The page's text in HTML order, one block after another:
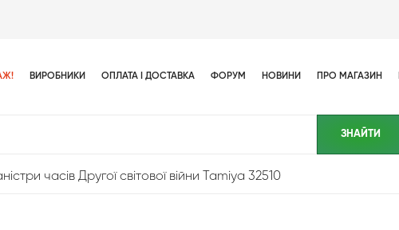
ВИРОБНИКИ ОПЛАТА І ДОСТАВКА ФОРУМ НОВИНИ ПРО МАГАЗИН
часів Другої світової війни Tamiya 32510